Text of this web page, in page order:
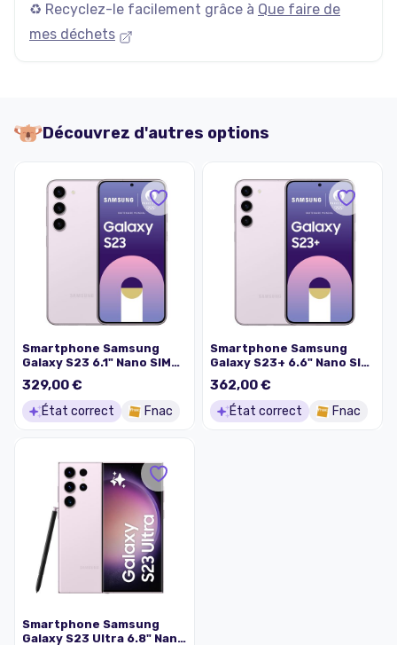
♻️ Recyclez-le facilement grâce à Que faire de
mes déchets
Découvrez d'autres options
Smartphone Samsung
Galaxy S23 6.1" Nano SIM
5G 8 Go RAM 256 Go
Lavande
329,00 €
État correct Fnac
Smartphone Samsung
Galaxy S23+ 6.6" Nano SIM
5G 8 Go RAM 256 Go
Lavande
362,00 €
État correct Fnac
Smartphone Samsung
Galaxy S23 Ultra 6.8" Nano